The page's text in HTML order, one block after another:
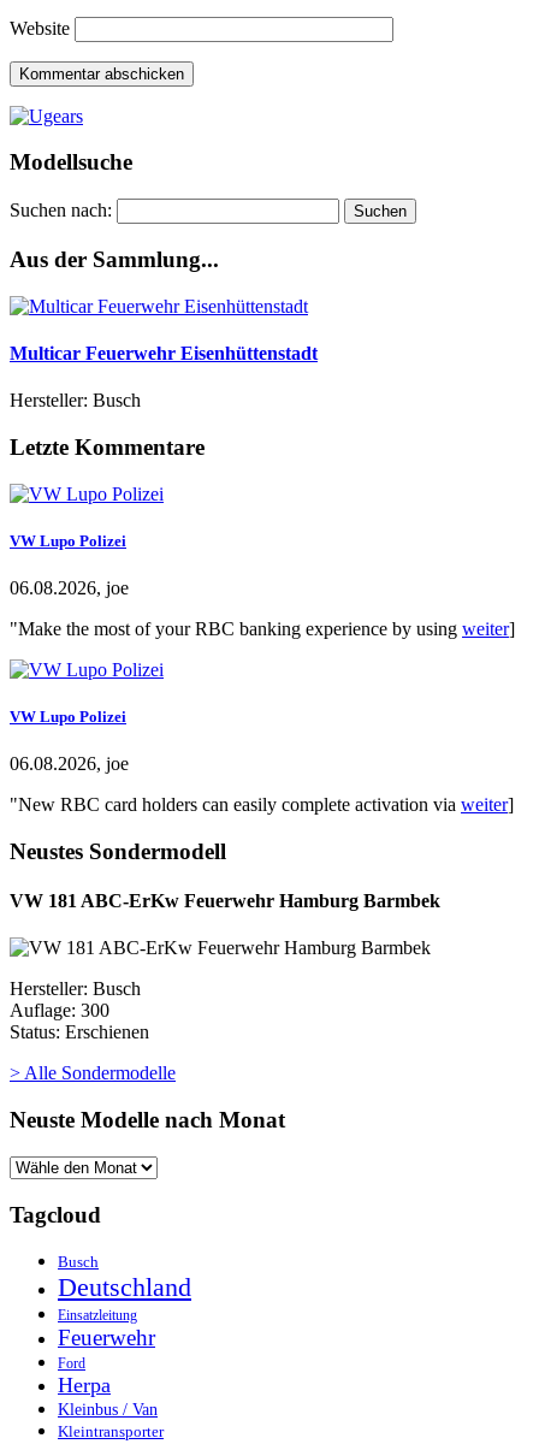
Website
Modellsuche
Suchen nach:
Aus der Sammlung...
Multicar Feuerwehr Eisenhüttenstadt
Hersteller: Busch
Letzte Kommentare
VW Lupo Polizei
06.08.2026, joe
"Make the most of your RBC banking experience by using weiter]
VW Lupo Polizei
06.08.2026, joe
"New RBC card holders can easily complete activation via weiter]
Neustes Sondermodell
VW 181 ABC-ErKw Feuerwehr Hamburg Barmbek
Hersteller: Busch
Auflage: 300
Status: Erschienen
> Alle Sondermodelle
Neuste Modelle nach Monat
Tagcloud
Busch
Deutschland
Einsatzleitung
Feuerwehr
Ford
Herpa
Kleinbus / Van
Kleintransporter